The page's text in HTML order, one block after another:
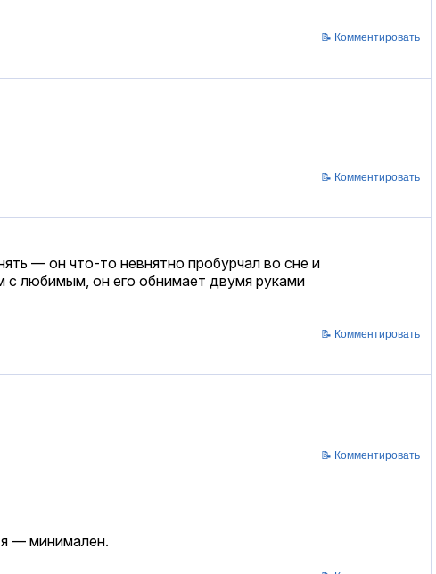
📝 Комментировать
📝 Комментировать
— он что-то невнятно пробурчал во сне и
с любимым, он его обнимает двумя руками
📝 Комментировать
📝 Комментировать
— минимален.